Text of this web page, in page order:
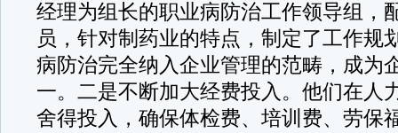
经理为组长的职业病防治工作领导组，
员，针对制药业的特点，制定了工作规
病防治完全纳入企业管理的范畴，成为
一。二是不断加大经费投入。他们在人
舍得投入，确保体检费、培训费、劳保